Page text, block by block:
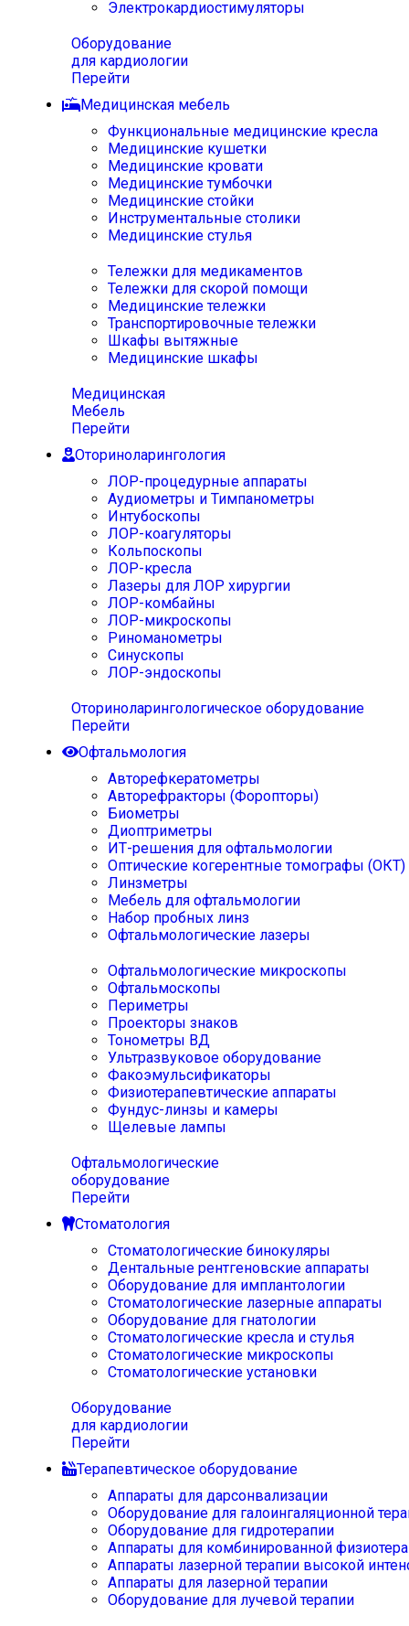
Электрокардиостимуляторы
Оборудование
для кардиологии
Перейти
Медицинская мебель
Функциональные медицинские кресла
Медицинские кушетки
Медицинские кровати
Медицинские тумбочки
Медицинские стойки
Инструментальные столики
Медицинские стулья
Тележки для медикаментов
Тележки для скорой помощи
Медицинские тележки
Транспортировочные тележки
Шкафы вытяжные
Медицинские шкафы
Медицинская
Мебель
Перейти
Оториноларингология
ЛОР-процедурные аппараты
Аудиометры и Тимпанометры
Интубоскопы
ЛОР-коагуляторы
Кольпоскопы
ЛОР-кресла
Лазеры для ЛОР хирургии
ЛОР-комбайны
ЛОР-микроскопы
Риноманометры
Синускопы
ЛОР-эндоскопы
Оториноларингологическое оборудование
Перейти
Офтальмология
Авторефкератометры
Авторефракторы (Форопторы)
Биометры
Диоптриметры
ИТ-решения для офтальмологии
Оптические когерентные томографы (ОКТ)
Линзметры
Мебель для офтальмологии
Набор пробных линз
Офтальмологические лазеры
Офтальмологические микроскопы
Офтальмоскопы
Периметры
Проекторы знаков
Тонометры ВД
Ультразвуковое оборудование
Факоэмульсификаторы
Физиотерапевтические аппараты
Фундус-линзы и камеры
Щелевые лампы
Офтальмологические
оборудование
Перейти
Стоматология
Стоматологические бинокуляры
Дентальные рентгеновские аппараты
Оборудование для имплантологии
Стоматологические лазерные аппараты
Оборудование для гнатологии
Стоматологические кресла и стулья
Стоматологические микроскопы
Стоматологические установки
Оборудование
для кардиологии
Перейти
Терапевтическое оборудование
Аппараты для дарсонвализации
Оборудование для галоингаляционной
Оборудование для гидротерапии
Аппараты для комбинированной
Аппараты лазерной терапии высокой
Аппараты для лазерной терапии
Оборудование для лучевой терапии